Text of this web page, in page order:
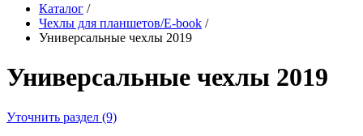
Каталог /
Чехлы для планшетов/E-book /
Универсальные чехлы 2019
Универсальные чехлы 2019
Уточнить раздел (9)